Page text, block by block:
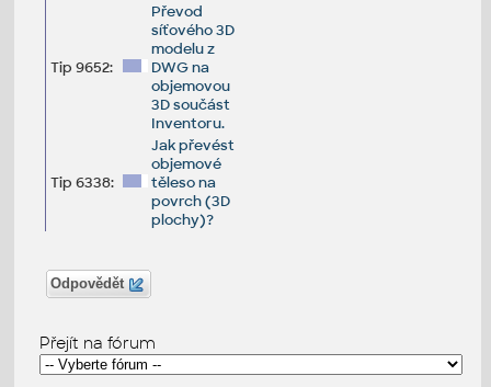
Tip 9652:
Převod
síťového 3D
modelu z
DWG na
objemovou
3D součást
Inventoru.
Tip 6338:
Jak převést
objemové
těleso na
povrch (3D
plochy)?
Odpovědět
Přejít na fórum